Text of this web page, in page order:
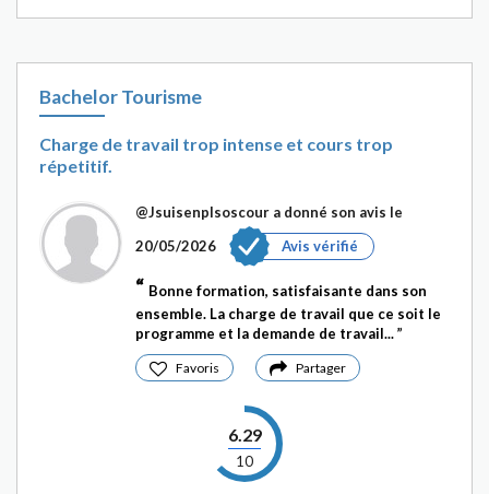
Bachelor Tourisme
Charge de travail trop intense et cours trop
répetitif.
@Jsuisenplsoscour a donné son avis le
20/05/2026
Avis vérifié
Bonne formation, satisfaisante dans son
ensemble. La charge de travail que ce soit le
programme et la demande de travail...
Favoris Partager
6.29
10